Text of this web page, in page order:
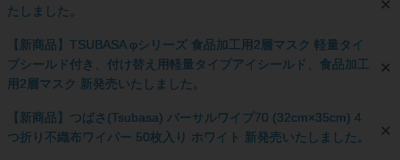
たしました。
【新商品】TSUBASA φシリーズ 食品加工用2層マスク 軽量タイ
プシールド付き、付け替え用軽量タイプアイシールド、食品加工
用2層マスク 新発売いたしました。
【新商品】つばさ(Tsubasa) バーサルワイプ70 (32cm×35cm) 4
つ折り不織布ワイパー 50枚入り ホワイト 新発売いたしました。